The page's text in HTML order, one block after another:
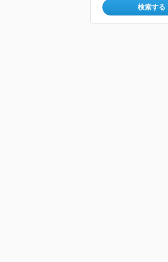
検索する